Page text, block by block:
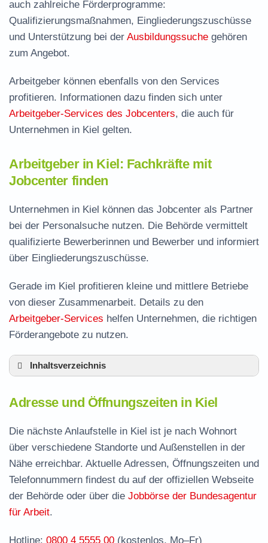
auch zahlreiche Förderprogramme:
Qualifizierungsmaßnahmen, Eingliederungszuschüsse
und Unterstützung bei der Ausbildungssuche gehören
zum Angebot.
Arbeitgeber können ebenfalls von den Services
profitieren. Informationen dazu finden sich unter
Arbeitgeber-Services des Jobcenters, die auch für
Unternehmen in Kiel gelten.
Arbeitgeber in Kiel: Fachkräfte mit
Jobcenter finden
Unternehmen in Kiel können das Jobcenter als Partner
bei der Personalsuche nutzen. Die Behörde vermittelt
qualifizierte Bewerberinnen und Bewerber und informiert
über Eingliederungszuschüsse.
Gerade im Kiel profitieren kleine und mittlere Betriebe
von dieser Zusammenarbeit. Details zu den
Arbeitgeber-Services helfen Unternehmen, die richtigen
Förderangebote zu nutzen.
Inhaltsverzeichnis
Leistungen der Arbeitsvermittlung in Kiel
Termin vereinbaren und Bürgergeld beantragen
Stellenangebote und Jobbörse in Kiel
Formulare und Anträge beim Jobcenter Kiel
Häufige Fragen rund ums Jobcenter
Adresse und Öffnungszeiten in Kiel
Die nächste Anlaufstelle in Kiel ist je nach Wohnort
über verschiedene Standorte und Außenstellen in der
Nähe erreichbar. Aktuelle Adressen, Öffnungszeiten und
Telefonnummern findest du auf der offiziellen Webseite
der Behörde oder über die Jobbörse der Bundesagentur
für Arbeit.
Hotline: 0800 4 5555 00 (kostenlos, Mo–Fr)